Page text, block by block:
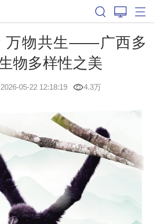
万物共生——广西多
物多样性之美
2026-05-22 12:18:19 4.3万